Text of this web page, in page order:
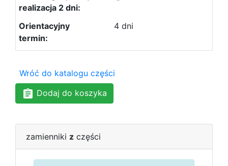
4 dni
Wróć do katalogu części
Dodaj do koszyka
zamienniki z części